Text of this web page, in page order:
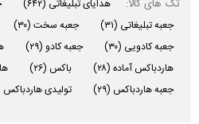
تگ های کالا: هدایای تبلیغاتی (۶۴۲)
جعبه تبلیغاتی (۳۱) جعبه سخت (۳۰)
جعبه کادویی (۳۰) جعبه کادو (۲۹)
هاردباکس آماده (۲۸) باکس (۲۶)
جعبه هاردباکس (۲۹) تولیدی هاردباکس